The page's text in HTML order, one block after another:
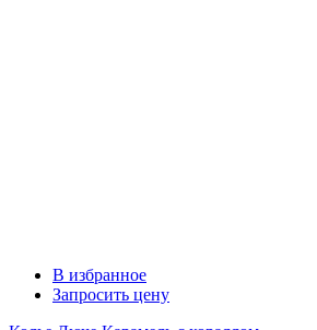
В избранное
Запросить цену